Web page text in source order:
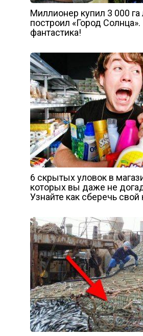
Миллионер купил 3 000 га
построил «Город
фантастика!
6 скрытых уловок в
которых вы даже не
Узнайте как сберечь